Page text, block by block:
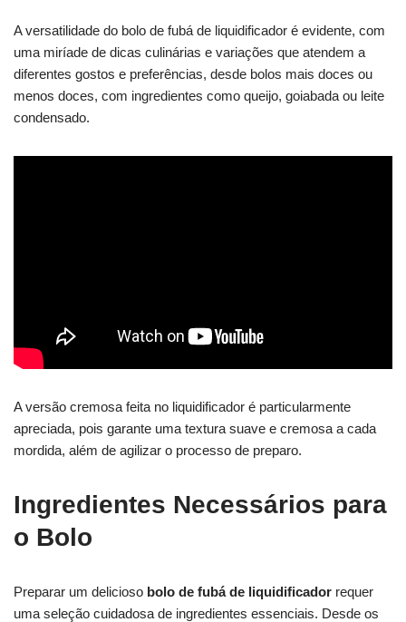
A versatilidade do bolo de fubá de liquidificador é evidente, com
uma miríade de dicas culinárias e variações que atendem a
diferentes gostos e preferências, desde bolos mais doces ou
menos doces, com ingredientes como queijo, goiabada ou leite
condensado.
A versão cremosa feita no liquidificador é particularmente
apreciada, pois garante uma textura suave e cremosa a cada
mordida, além de agilizar o processo de preparo.
Ingredientes Necessários para
o Bolo
Preparar um delicioso bolo de fubá de liquidificador requer
uma seleção cuidadosa de ingredientes essenciais. Desde os